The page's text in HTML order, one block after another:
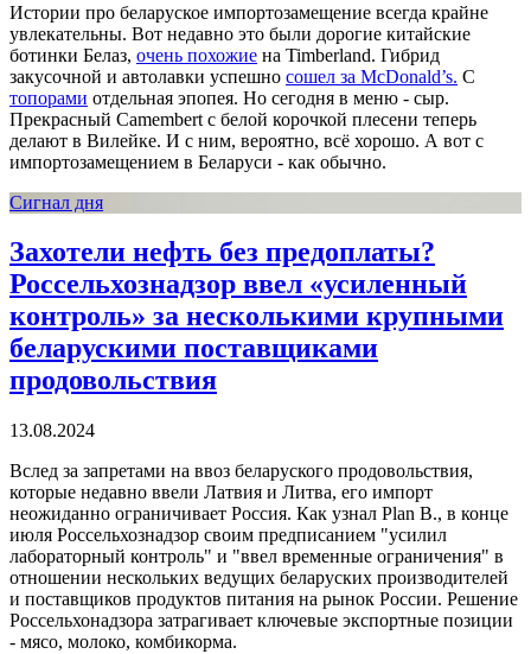
Истории про беларуское импортозамещение всегда крайне
увлекательны. Вот недавно это были дорогие китайские
ботинки Белаз, очень похожие на Timberland. Гибрид
закусочной и автолавки успешно сошел за McDonald’s. С
топорами отдельная эпопея. Но сегодня в меню - сыр.
Прекрасный Camembert с белой корочкой плесени теперь
делают в Вилейке. И с ним, вероятно, всё хорошо. А вот с
импортозамещением в Беларуси - как обычно.
Сигнал дня
Захотели нефть без предоплаты?
Россельхознадзор ввел «усиленный
контроль» за несколькими крупными
беларускими поставщиками
продовольствия
13.08.2024
Вслед за запретами на ввоз беларуского продовольствия,
которые недавно ввели Латвия и Литва, его импорт
неожиданно ограничивает Россия. Как узнал Plan B., в конце
июля Россельхознадзор своим предписанием "усилил
лабораторный контроль" и "ввел временные ограничения" в
отношении нескольких ведущих беларуских производителей
и поставщиков продуктов питания на рынок России. Решение
Россельхонадзора затрагивает ключевые экспортные позиции
- мясо, молоко, комбикорма.